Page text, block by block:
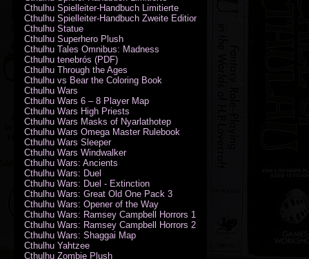
Cthulhu Spielleiter-Handbuch Limitierte
Cthulhu Spielleiter-Handbuch Zweite Edition
Cthulhu Statue
Cthulhu Superhero Plush
Cthulhu Tales Omnibus: Madness
Cthulhu tenebrós (PDF)
Cthulhu Through the Ages
Cthulhu vs Bear the Coloring Book
Cthulhu Wars
Cthulhu Wars 6 – 8 Player Map
Cthulhu Wars High Priests
Cthulhu Wars Masks of Nyarlathotep
Cthulhu Wars Omega Master Rulebook
Cthulhu Wars Sleeper
Cthulhu Wars Windwalker
Cthulhu Wars: Ancients
Cthulhu Wars: Duel
Cthulhu Wars: Duel - Extinction
Cthulhu Wars: Great Old One Pack 3
Cthulhu Wars: Opener of the Way
Cthulhu Wars: Ramsey Campbell Horrors 1
Cthulhu Wars: Ramsey Campbell Horrors 2
Cthulhu Wars: Shaggai Map
Cthulhu Yahtzee
Cthulhu Zombie Plush